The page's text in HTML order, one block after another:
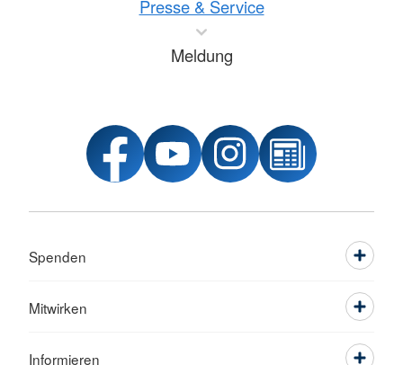
Presse & Service
Meldung
Spenden
Mitwirken
Informieren